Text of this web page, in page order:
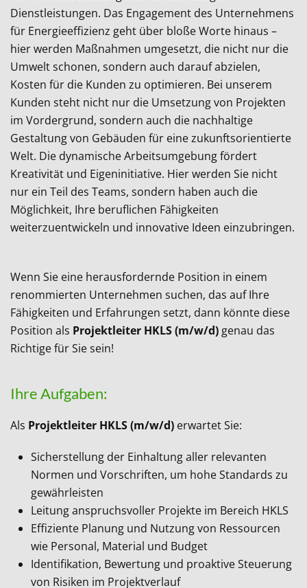
Dienstleistungen. Das Engagement des Unternehmens
für Energieeffizienz geht über bloße Worte hinaus –
hier werden Maßnahmen umgesetzt, die nicht nur die
Umwelt schonen, sondern auch darauf abzielen,
Kosten für die Kunden zu optimieren. Bei unserem
Kunden steht nicht nur die Umsetzung von Projekten
im Vordergrund, sondern auch die nachhaltige
Gestaltung von Gebäuden für eine zukunftsorientierte
Welt. Die dynamische Arbeitsumgebung fördert
Kreativität und Eigeninitiative. Hier werden Sie nicht
nur ein Teil des Teams, sondern haben auch die
Möglichkeit, Ihre beruflichen Fähigkeiten
weiterzuentwickeln und innovative Ideen einzubringen.
Wenn Sie eine herausfordernde Position in einem
renommierten Unternehmen suchen, das auf Ihre
Fähigkeiten und Erfahrungen setzt, dann könnte diese
Position als Projektleiter HKLS(m/w/d) genau das
Richtige für Sie sein!
Ihre Aufgaben:
Als Projektleiter HKLS (m/w/d) erwartet Sie:
Sicherstellung der Einhaltung aller relevanten
Normen und Vorschriften, um hohe Standards zu
gewährleisten
Leitung anspruchsvoller Projekte im Bereich HKLS
Effiziente Planung und Nutzung von Ressourcen
wie Personal, Material und Budget
Identifikation, Bewertung und proaktive Steuerung
von Risiken im Projektverlauf